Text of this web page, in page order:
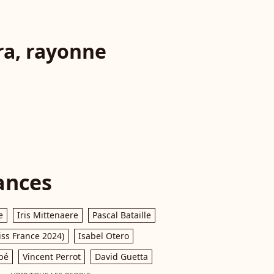
rayonne
Iris Mittenaere
Pascal Bataille
France 2024)
Isabel Otero
Vincent Perrot David Guetta